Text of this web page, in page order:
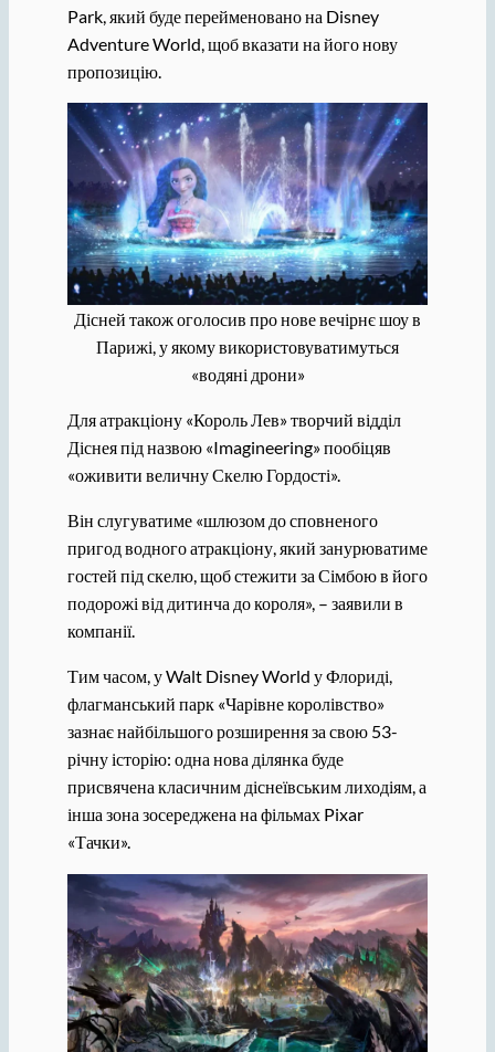
Park, який буде перейменовано на Disney
Adventure World, щоб вказати на його нову
пропозицію.
Дісней також оголосив про нове вечірнє шоу в
Парижі, у якому використовуватимуться
«водяні дрони»
Для атракціону «Король Лев» творчий відділ
Діснея під назвою «Imagineering» пообіцяв
«оживити величну Скелю Гордості».
Він слугуватиме «шлюзом до сповненого
пригод водного атракціону, який занурюватиме
гостей під скелю, щоб стежити за Сімбою в його
подорожі від дитинча до короля», – заявили в
компанії.
Тим часом, у Walt Disney World у Флориді,
флагманський парк «Чарівне королівство»
зазнає найбільшого розширення за свою 53-
річну історію: одна нова ділянка буде
присвячена класичним діснеївським лиходіям, а
інша зона зосереджена на фільмах Pixar
«Тачки».